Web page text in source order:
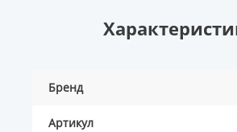
Бренд
Артикул